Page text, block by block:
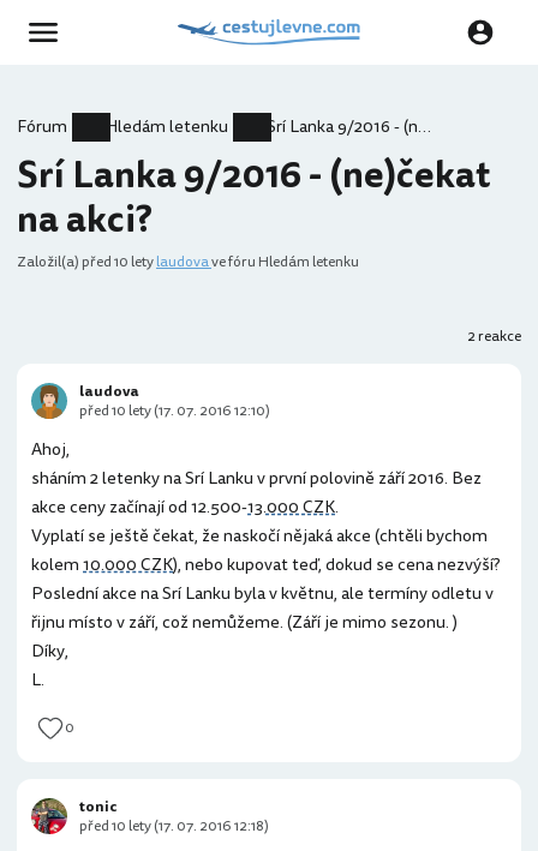
Fórum Hledám letenku Srí Lanka 9/2016 - (ne)čekat na akci?
Srí Lanka 9/2016 - (ne)čekat
na akci?
Založil(a) před 10 letylaudovave fóru Hledám letenku
2 reakce
Ahoj,
sháním 2 letenky na Srí Lanku v první polovině září 2016. Bez
akce ceny začínají od 12.500-13.000 CZK.
Vyplatí se ještě čekat, že naskočí nějaká akce (chtěli bychom
kolem10.000 CZK), nebo kupovat teď, dokud se cena nezvýší?
Poslední akce na Srí Lanku byla v květnu, ale termíny odletu v
řijnu místo v září, což nemůžeme. (Září je mimo sezonu. )
Díky,
L.
0
laudova
před 10 lety (17. 07. 2016 12:10)
tonic
před 10 lety (17. 07. 2016 12:18)